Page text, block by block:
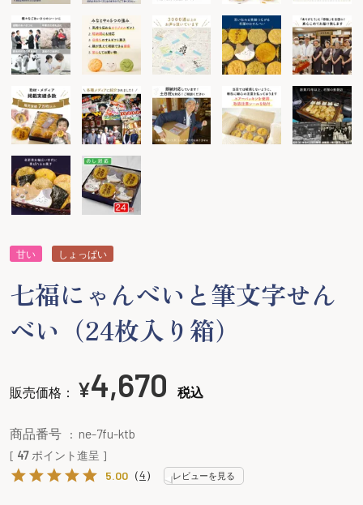
甘い しょっぱい
七福にゃんべいと筆文字せん
べい（24枚入り箱）
販売価格： ¥4,670 税込
商品番号 ne-7fu-ktb
[ 47 ポイント進呈 ]
5.00（4） レビューを見る